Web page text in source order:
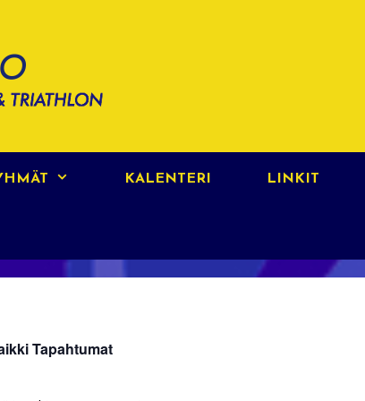
KALENTERI LINKIT
Tapahtumat